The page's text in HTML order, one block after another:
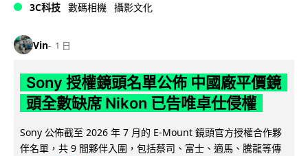
3C科技 數碼相機 攝影文化
Vin 1 日
Sony 授權鏡頭名單公佈 中國廠平價鏡
頭全數缺席 Nikon 已告唯卓仕侵權
Sony 公佈截至 2026 年 7 月的 E-Mount 鏡頭官方授權合作夥
伴名單，共 9 間夥伴入圍，包括蔡司、富士、適馬、騰龍等傳